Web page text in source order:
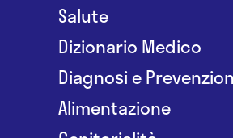
Salute
Dizionario Medico
Diagnosi e
Alimentazione